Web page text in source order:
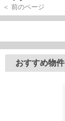
＜ 前のページ
おすすめ物件